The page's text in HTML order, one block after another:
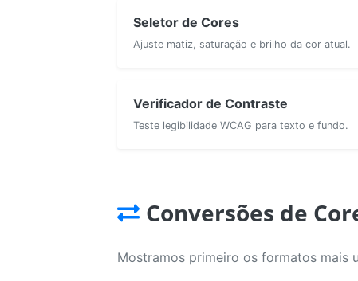
Seletor de Cores
Ajuste matiz, saturação e brilho da cor atual.
Verificador de Contraste
Teste legibilidade WCAG para texto e fundo.
Conversões de
Mostramos primeiro os formatos mais